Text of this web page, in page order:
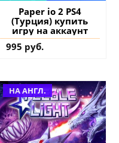
Paper io 2 PS4
(Турция) купить
игру на аккаунт
995 руб.
НА АНГЛ.